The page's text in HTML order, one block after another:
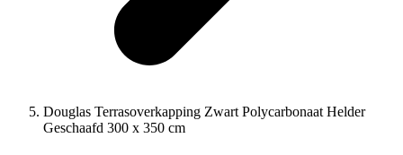
Douglas Terrasoverkapping Zwart Polycarbonaat Helder
Geschaafd 300 x 350 cm